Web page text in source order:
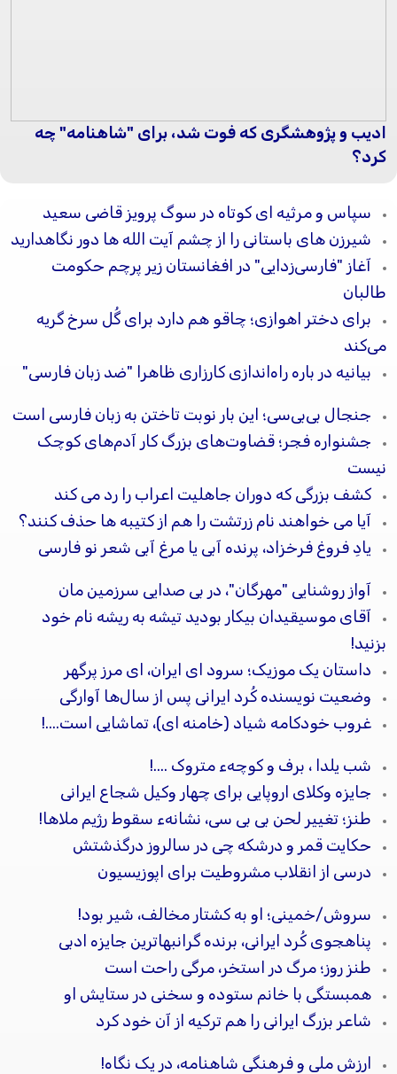
ادیب و پژوهشگری که فوت شد، برای "شاهنامه" چه
کرد؟
سپاس و مرثیه ای کوتاه در سوگ پرویز قاضی سعید
شیرزن های باستانی را از چشم آیت الله ها دور نگاهدارید
آغاز "فارسی‌زدایی" در افغانستان زیر پرچم حکومت
طالبان
برای دختر اهوازی؛ چاقو هم دارد برای گُل سرخ گریه
می‌کند
بیانیه در باره راه‌اندازی کارزاری ظاهرا "ضد زبان فارسی"
جنجال بی‌بی‌سی؛ این بار نوبت تاختن به زبان فارسی است
جشنواره فجر؛ قضاوت‌های بزرگ کار آدم‌های کوچک
نیست
کشف بزرگی که دوران جاهلیت اعراب را رد می کند
آیا می خواهند نام زرتشت را هم از کتیبه ها حذف کنند؟
یادِ فروغ فرخزاد، پرنده آبی یا مرغ آبی شعر نو فارسی
آواز روشنایی "مهرگان"، در بی صدایی سرزمین مان
آقای موسیقیدان بیکار بودید تیشه به ریشه نام خود
بزنید!
داستان یک موزیک؛ سرود ای ایران، ای مرز پرگهر
وضعیت نویسنده کُرد ایرانی پس از سال‌ها آوارگی
غروب خودکامه شیاد (خامنه ای)، تماشایی است....!
شب یلدا ، برف و کوچهء متروک ....!
جایزه وکلای اروپايی برای چهار وکیل شجاع ایرانی
طنز؛ تغییر لحن بی بی سی، نشانهء سقوط رژیم ملاها!
حکایت قمر و درشکه چی در سالروز درگذشتش
درسی از انقلاب مشروطیت برای اپوزیسیون
سروش/خمینی؛ او به کشتار مخالف، شیر بود!
پناهجوی کُرد ایرانی، برنده گرانبهاترین جایزه ادبی
طنز روز؛ مرگ در استخر، مرگی راحت است
همبستگی با خانم ستوده و سخنی در ستایش او
شاعر بزرگ ایرانی را هم ترکیه از آن خود كرد
ارزش ملی و فرهنگی شاهنامه، در یک نگاه!